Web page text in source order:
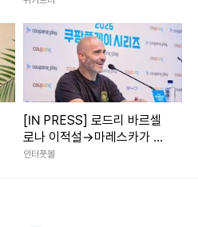
[IN PRESS] 로드리 바르셀
로나 이적설→마레스카가 직
접 입 열었다…“업데이트 없
인터풋볼